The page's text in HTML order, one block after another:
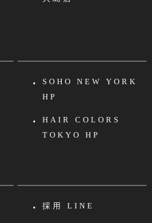
SOHO NEW YORK
HP
HAIR COLORS
TOKYO HP
採用 LINE